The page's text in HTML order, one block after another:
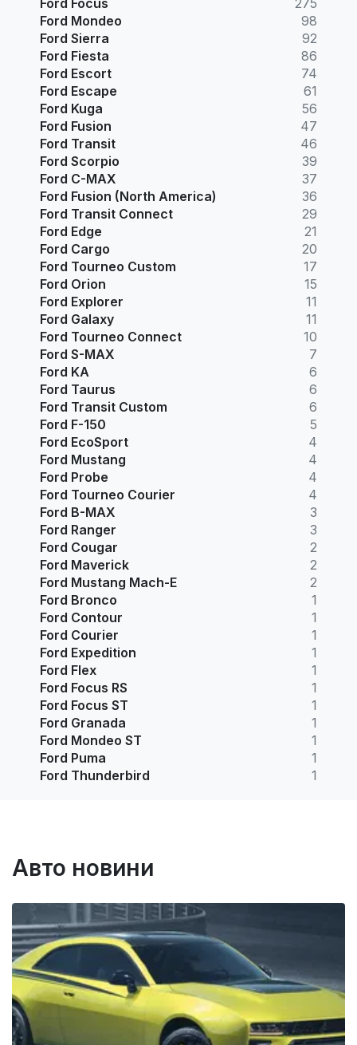
Ford Mondeo
98
Ford Sierra
92
Ford Fiesta
86
Ford Escort
74
Ford Escape
61
Ford Kuga
56
Ford Fusion
47
Ford Transit
46
Ford Scorpio
39
Ford C-MAX
37
Ford Fusion (North America)
36
Ford Transit Connect
29
Ford Edge
21
Ford Cargo
20
Ford Tourneo Custom
17
Ford Orion
15
Ford Explorer
11
Ford Galaxy
11
Ford Tourneo Connect
10
Ford S-MAX
7
Ford KA
6
Ford Taurus
6
Ford Transit Custom
6
Ford F-150
5
Ford EcoSport
4
Ford Mustang
4
Ford Probe
4
Ford Tourneo Courier
4
Ford B-MAX
3
Ford Ranger
3
Ford Cougar
2
Ford Maverick
2
Ford Mustang Mach-E
2
Ford Bronco
1
Ford Contour
1
Ford Courier
1
Ford Expedition
1
Ford Flex
1
Ford Focus RS
1
Ford Focus ST
1
Ford Granada
1
Ford Mondeo ST
1
Ford Puma
1
Ford Thunderbird
1
Авто новини